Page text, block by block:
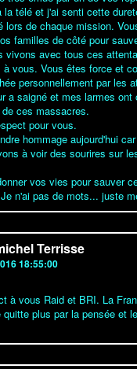
la télé et j'ai senti cette
lors de chaque mission.
familles de côté pour
vivons avec tous ces
à vous. Vous êtes force et
personnellement par les
a saigné et mes larmes ont
ces massacres.
pour vous.
hommage aujourd'hui
à voir des sourires sur
vos vies pour sauver
n'ai pas de mots... juste
Terrisse
18:55:00
à vous Raid et BRI. La
plus par la pensée et